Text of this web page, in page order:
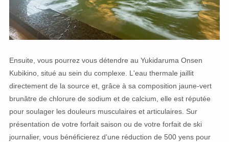
Ensuite, vous pourrez vous détendre au Yukidaruma Onsen
Kubikino, situé au sein du complexe. L'eau thermale jaillit
directement de la source et, grâce à sa composition jaune-vert
brunâtre de chlorure de sodium et de calcium, elle est réputée
pour soulager les douleurs musculaires et articulaires. Sur
présentation de votre forfait saison ou de votre forfait de ski
journalier, vous bénéficierez d'une réduction de 500 yens pour